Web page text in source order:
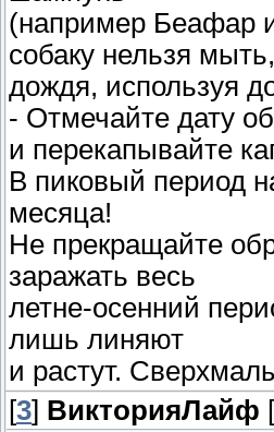
(например Беафар
собаку нельзя
дождя, используя
- Отмечайте дату
и перекапывайте
В пиковый период
месяца!
Не прекращайте
заражать весь
летне-осенний
лишь линяют
и растут.
[3] ВикторияЛайф